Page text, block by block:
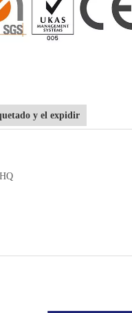
y el expidir